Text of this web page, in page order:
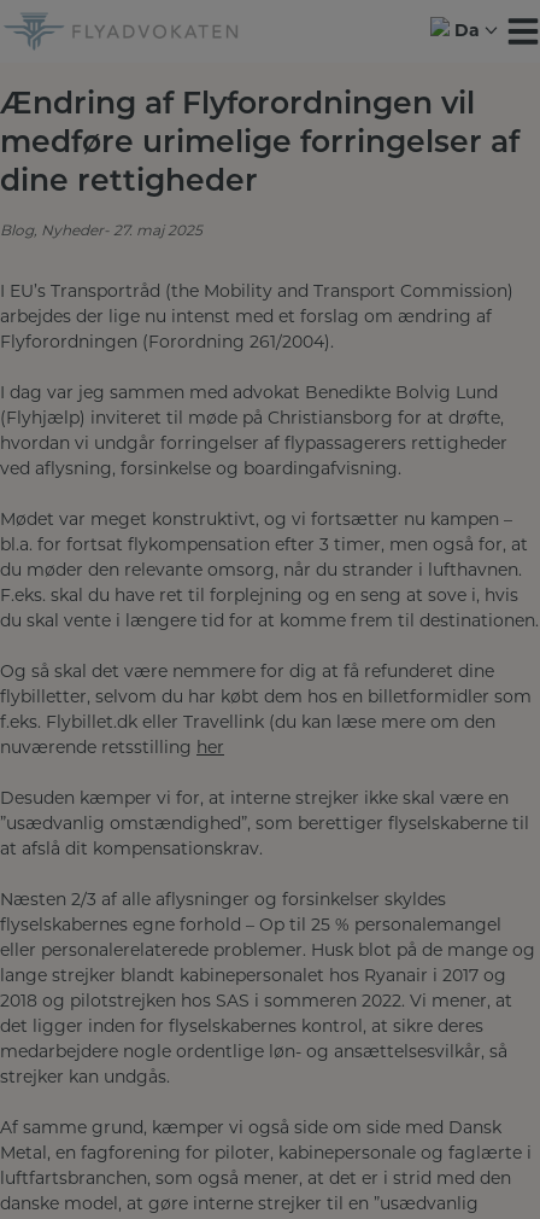
Hop
til
Da
Ændring af Flyforordningen vil
medføre urimelige forringelser af
dine rettigheder
Blog, Nyheder 27. maj 2025
I EU’s Transportråd (the Mobility and Transport Commission)
arbejdes der lige nu intenst med et forslag om ændring af
Flyforordningen (Forordning 261/2004).
I dag var jeg sammen med advokat Benedikte Bolvig Lund
(Flyhjælp) inviteret til møde på Christiansborg for at drøfte,
hvordan vi undgår forringelser af flypassagerers rettigheder
ved aflysning, forsinkelse og boardingafvisning.
Mødet var meget konstruktivt, og vi fortsætter nu kampen –
bl.a. for fortsat flykompensation efter 3 timer, men også for, at
du møder den relevante omsorg, når du strander i lufthavnen.
F.eks. skal du have ret til forplejning og en seng at sove i, hvis
du skal vente i længere tid for at komme frem til destinationen.
Og så skal det være nemmere for dig at få refunderet dine
flybilletter, selvom du har købt dem hos en billetformidler som
f.eks. Flybillet.dk eller Travellink (du kan læse mere om den
nuværende retsstilling her
Desuden kæmper vi for, at interne strejker ikke skal være en
”usædvanlig omstændighed”, som berettiger flyselskaberne til
at afslå dit kompensationskrav.
Næsten 2/3 af alle aflysninger og forsinkelser skyldes
flyselskabernes egne forhold – Op til 25 % personalemangel
eller personalerelaterede problemer. Husk blot på de mange og
lange strejker blandt kabinepersonalet hos Ryanair i 2017 og
2018 og pilotstrejken hos SAS i sommeren 2022. Vi mener, at
det ligger inden for flyselskabernes kontrol, at sikre deres
medarbejdere nogle ordentlige løn- og ansættelsesvilkår, så
strejker kan undgås.
Af samme grund, kæmper vi også side om side med Dansk
Metal, en fagforening for piloter, kabinepersonale og faglærte i
luftfartsbranchen, som også mener, at det er i strid med den
danske model, at gøre interne strejker til en ”usædvanlig